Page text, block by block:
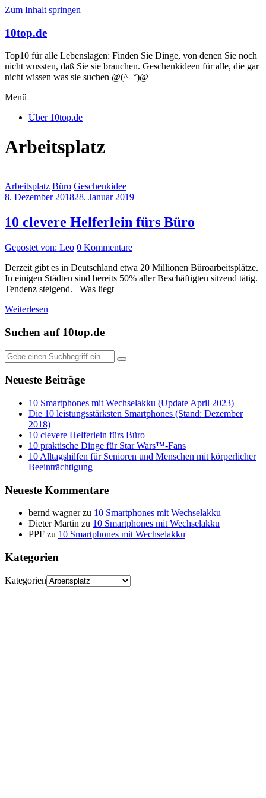
Zum Inhalt springen
10top.de
Top10 für alle Lebenslagen: Finden Sie Dinge, von denen Sie noch
nicht wussten, daß Sie sie brauchen. Geschenkideen für alle, die gar
nicht wissen was sie suchen @(^_°)@
Menü
Über 10top.de
Arbeitsplatz
Arbeitsplatz Büro Geschenkidee
8. Dezember 201828. Januar 2019
10 clevere Helferlein fürs Büro
Gepostet von: Leo 0 Kommentare
Derzeit gibt es in Deutschland etwa 20 Millionen Büroarbeitsplätze.
In einigen Städten sind bereits 50% aller Beschäftigten sitzend tätig.
Tendenz steigend. Was liegt
Weiterlesen
Suchen auf 10top.de
Neueste Beiträge
10 Smartphones mit Wechselakku (Update April 2023)
Die 10 leistungsstärksten Smartphones (Stand: Dezember
2018)
10 clevere Helferlein fürs Büro
10 praktische Dinge für Star Wars™-Fans
10 Alltagshilfen für Senioren und Menschen mit körperlicher
Beeinträchtigung
Neueste Kommentare
bernd wagnerzu 10 Smartphones mit Wechselakku
Dieter Martin zu 10 Smartphones mit Wechselakku
PPF zu 10 Smartphones mit Wechselakku
Kategorien
Kategorien